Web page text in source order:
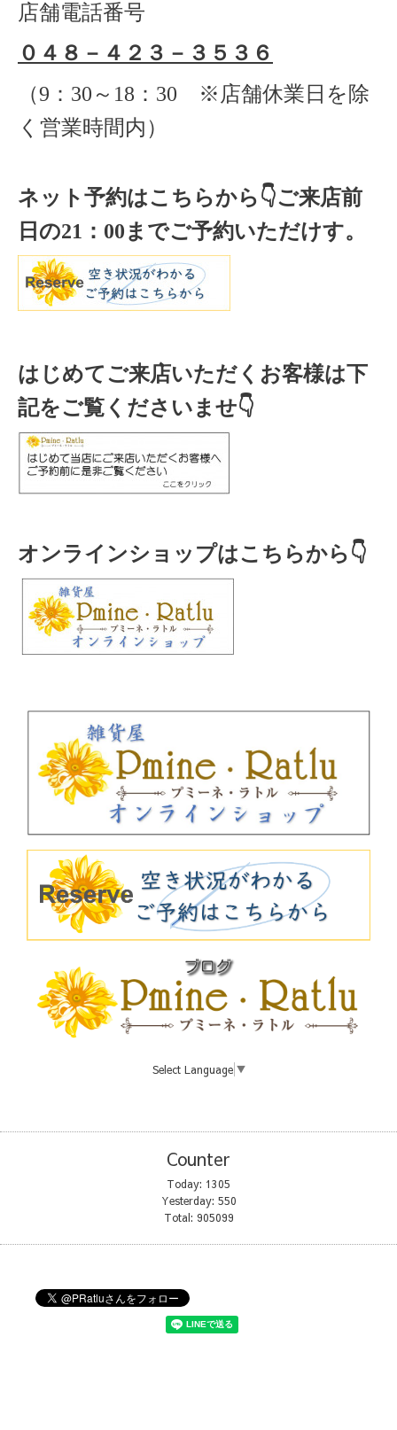
店舗電話番号
０４８－４２３－３５３６
（9 ： 30 ～ 18 ： 30 ※店舗休業日を除
く 営業時間内）
ネット予約はこちらから👇ご来店前
日の21 ： 00までご予約いただけす。
はじめてご来店いただくお客様は下
記をご覧くださいませ👇
オンラインショップはこちらから👇
Select Language ▼
Counter
Today: 1305
Yesterday: 550
Total: 905099